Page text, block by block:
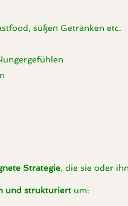
süßen Getränken etc.
Strategie, die sie oder
und strukturiert um: